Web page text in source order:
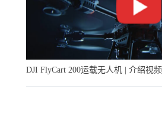
DJI FlyCart 200运载无人机 | 介绍视频